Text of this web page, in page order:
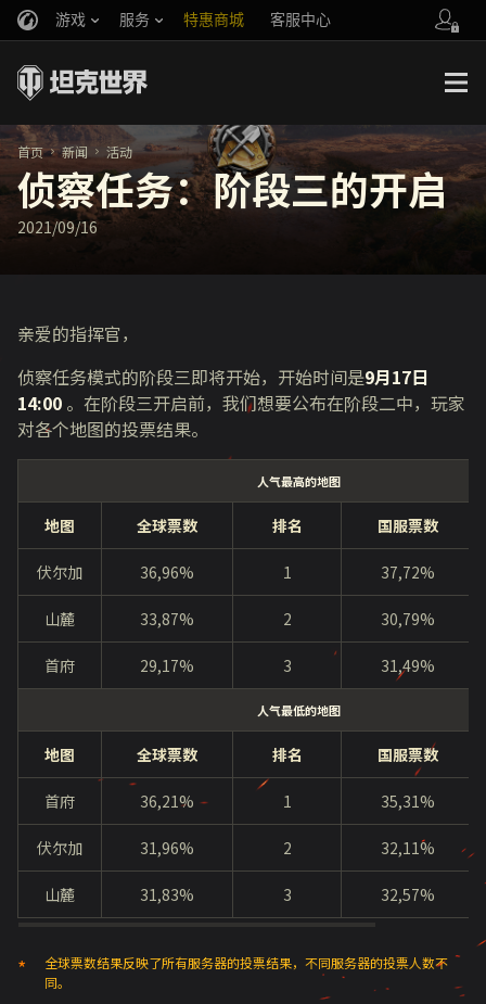
游戏 服务 特惠商城 客服中心
你好，吾久
万圣节
《以战止战》
官方自媒体
首页 新闻 活动
侦察任务：阶段三的开启
2021/09/16
亲爱的指挥官，
侦察任务模式的阶段三即将开始，开始时间是9月17日
14:00 。在阶段三开启前，我们想要公布在阶段二中，玩家
对各个地图的投票结果。
人气最高的地图
地图 全球票数 排名 国服票数
伏尔加 36,96% 1 37,72%
山麓 33,87% 2 30,79%
首府 29,17% 3 31,49%
人气最低的地图
地图 全球票数 排名 国服票数
首府 36,21% 1 35,31%
伏尔加 31,96% 2 32,11%
山麓 31,83% 3 32,57%
全球票数结果反映了所有服务器的投票结果，不同服务器的投票人数不
同。